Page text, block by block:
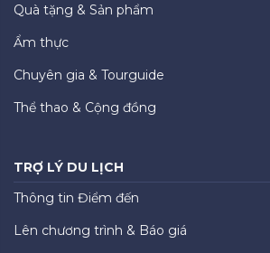
Quà tặng & Sản phẩm
Ẩm thực
Chuyên gia & Tourguide
Thể thao & Cộng đồng
TRỢ LÝ DU LỊCH
Thông tin Điểm đến
Lên chương trình & Báo giá